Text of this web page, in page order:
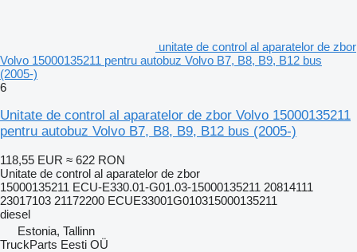
unitate de control al aparatelor de zbor
Volvo 15000135211 pentru autobuz Volvo B7, B8, B9, B12 bus
(2005-)
6
Unitate de control al aparatelor de zbor Volvo 15000135211
pentru autobuz Volvo B7, B8, B9, B12 bus (2005-)
118,55 EUR ≈ 622 RON
Unitate de control al aparatelor de zbor
15000135211 ECU-E330.01-G01.03-15000135211 20814111
23017103 21172200 ECUE33001G010315000135211
diesel
Estonia, Tallinn
TruckParts Eesti OÜ